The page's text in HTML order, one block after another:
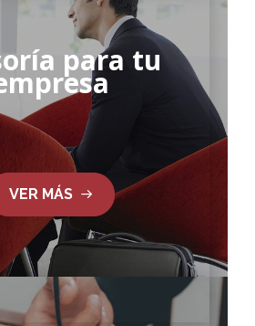
para tu
VER MÁS